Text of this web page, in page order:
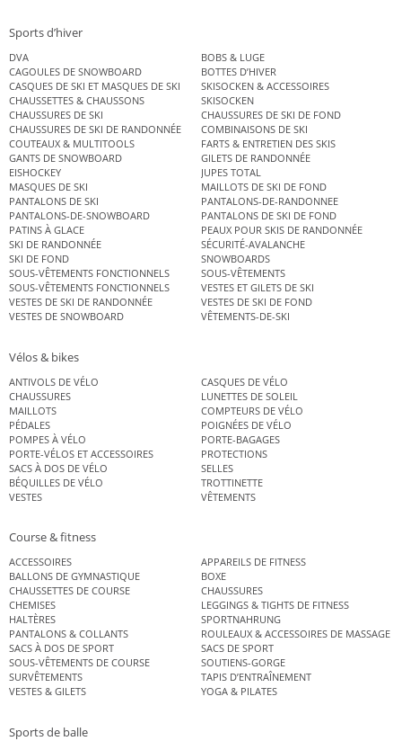
Sports d’hiver
DVA
BOBS & LUGE
CAGOULES DE SNOWBOARD
BOTTES D’HIVER
CASQUES DE SKI ET MASQUES DE SKI
SKISOCKEN & ACCESSOIRES
CHAUSSETTES & CHAUSSONS
SKISOCKEN
CHAUSSURES DE SKI
CHAUSSURES DE SKI DE FOND
CHAUSSURES DE SKI DE RANDONNÉE
COMBINAISONS DE SKI
COUTEAUX & MULTITOOLS
FARTS & ENTRETIEN DES SKIS
GANTS DE SNOWBOARD
GILETS DE RANDONNÉE
EISHOCKEY
JUPES TOTAL
MASQUES DE SKI
MAILLOTS DE SKI DE FOND
PANTALONS DE SKI
PANTALONS-DE-RANDONNEE
PANTALONS-DE-SNOWBOARD
PANTALONS DE SKI DE FOND
PATINS À GLACE
PEAUX POUR SKIS DE RANDONNÉE
SKI DE RANDONNÉE
SÉCURITÉ-AVALANCHE
SKI DE FOND
SNOWBOARDS
SOUS-VÊTEMENTS FONCTIONNELS
SOUS-VÊTEMENTS
SOUS-VÊTEMENTS FONCTIONNELS
VESTES ET GILETS DE SKI
VESTES DE SKI DE RANDONNÉE
VESTES DE SKI DE FOND
VESTES DE SNOWBOARD
VÊTEMENTS-DE-SKI
Vélos & bikes
ANTIVOLS DE VÉLO
CASQUES DE VÉLO
CHAUSSURES
LUNETTES DE SOLEIL
MAILLOTS
COMPTEURS DE VÉLO
PÉDALES
POIGNÉES DE VÉLO
POMPES À VÉLO
PORTE-BAGAGES
PORTE-VÉLOS ET ACCESSOIRES
PROTECTIONS
SACS À DOS DE VÉLO
SELLES
BÉQUILLES DE VÉLO
TROTTINETTE
VESTES
VÊTEMENTS
Course & fitness
ACCESSOIRES
APPAREILS DE FITNESS
BALLONS DE GYMNASTIQUE
BOXE
CHAUSSETTES DE COURSE
CHAUSSURES
CHEMISES
LEGGINGS & TIGHTS DE FITNESS
HALTÈRES
SPORTNAHRUNG
PANTALONS & COLLANTS
ROULEAUX & ACCESSOIRES DE MASSAGE
SACS À DOS DE SPORT
SACS DE SPORT
SOUS-VÊTEMENTS DE COURSE
SOUTIENS-GORGE
SURVÊTEMENTS
TAPIS D’ENTRAÎNEMENT
VESTES & GILETS
YOGA & PILATES
Sports de balle